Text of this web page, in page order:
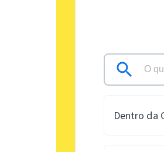
Dentro da